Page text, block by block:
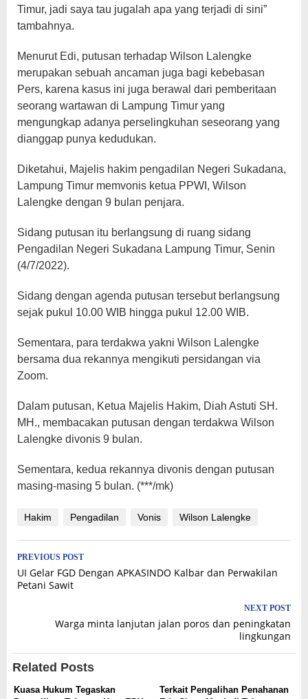
Timur, jadi saya tau jugalah apa yang terjadi di sini”
tambahnya.
Menurut Edi, putusan terhadap Wilson Lalengke
merupakan sebuah ancaman juga bagi kebebasan
Pers, karena kasus ini juga berawal dari pemberitaan
seorang wartawan di Lampung Timur yang
mengungkap adanya perselingkuhan seseorang yang
dianggap punya kedudukan.
Diketahui, Majelis hakim pengadilan Negeri Sukadana,
Lampung Timur memvonis ketua PPWI, Wilson
Lalengke dengan 9 bulan penjara.
Sidang putusan itu berlangsung di ruang sidang
Pengadilan Negeri Sukadana Lampung Timur, Senin
(4/7/2022).
Sidang dengan agenda putusan tersebut berlangsung
sejak pukul 10.00 WIB hingga pukul 12.00 WIB.
Sementara, para terdakwa yakni Wilson Lalengke
bersama dua rekannya mengikuti persidangan via
Zoom.
Dalam putusan, Ketua Majelis Hakim, Diah Astuti SH.
MH., membacakan putusan dengan terdakwa Wilson
Lalengke divonis 9 bulan.
Sementara, kedua rekannya divonis dengan putusan
masing-masing 5 bulan. (***/mk)
Hakim Pengadilan Vonis Wilson Lalengke
Post
navigation
PREVIOUS POST
UI Gelar FGD Dengan APKASINDO Kalbar dan Perwakilan
Petani Sawit
NEXT POST
Warga minta lanjutan jalan poros dan peningkatan
lingkungan
Related Posts
Kuasa Hukum Tegaskan
Terkait Pengalihan Penahanan